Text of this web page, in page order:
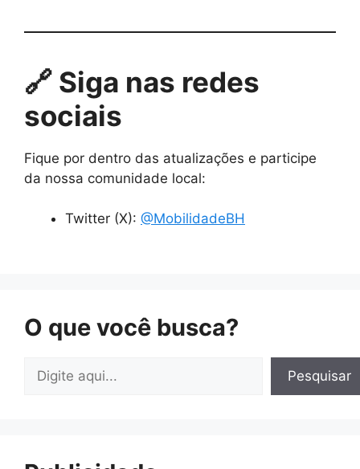
🔗 Siga nas redes
sociais
Fique por dentro das atualizações e participe
da nossa comunidade local:
Twitter (X): @MobilidadeBH
O que você busca?
Pesquisar